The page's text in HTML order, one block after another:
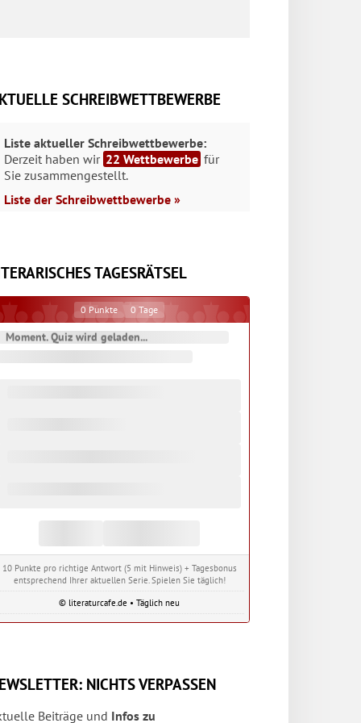
SCHREIBWETTBEWERBE
Liste aktueller Schreibwettbewerbe:
Derzeit haben wir 22 Wettbewerbe für
Sie zusammengestellt.
Liste der Schreibwettbewerbe »
TAGESRÄTSEL
0 Punkte 0 Tage
Moment. Quiz wird geladen...
10 Punkte pro richtige Antwort (5 mit Hinweis) + Tagesbonus
entsprechend Ihrer aktuellen Serie. Spielen Sie täglich!
© literaturcafe.de • Täglich neu
NICHTS VERPASSEN
Beiträge und Infos zu